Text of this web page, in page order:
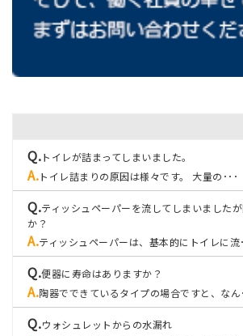
トイレが詰まってしまいました。
トイレ詰まりの原因は様々です。 大量の･･･
ティッシュペーパーを流してしまいました
か？
ティッシュペーパーは、基本的にトイレに流
便器に寿命はありますか？
陶器でできているタイプの場合ですと、なん
ウォシュレットからの水漏れ